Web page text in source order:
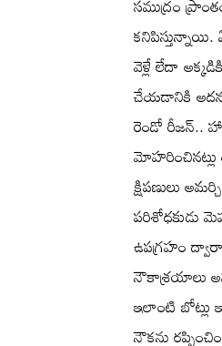
సముద్రం
వెళ్లే లేదా
చేయడానికి
రెండో రీజన్..
క్షిపణులు
పరిశోధకుడు
ఉపగ్రహం
నౌకాశ్రయాలు
ఇలాంటి బోట్లు
నౌకను